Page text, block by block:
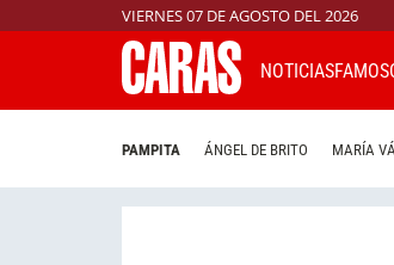
VIERNES 07 DE AGOSTO DEL 2026
NOTICIAS
PAMPITA ÁNGEL DE BRITO MARÍA